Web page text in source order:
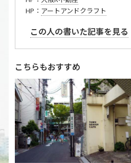
HP： アートアンドクラフト
この人の書いた記事を見る
こちらもおすすめ